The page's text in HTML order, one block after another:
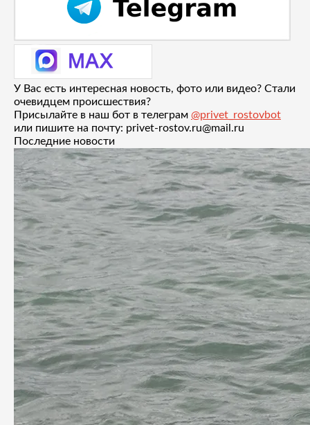
У Вас есть интересная новость, фото или видео? Стали
очевидцем происшествия?
Присылайте в наш бот в телеграм @privet_rostovbot
или пишите на почту: privet-rostov.ru@mail.ru
Последние новости